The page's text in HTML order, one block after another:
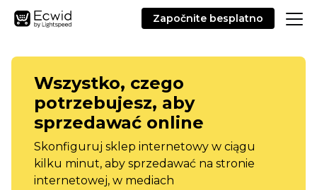
Započnite besplatno
Wszystko, czego
potrzebujesz, aby
sprzedawać online
Skonfiguruj sklep internetowy w ciągu
kilku minut, aby sprzedawać na stronie
internetowej, w mediach